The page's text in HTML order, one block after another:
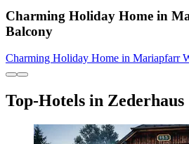
Charming Holiday Home in
Balcony
Charming Holiday Home in Mariapfarr
Top-Hotels in Zederhaus